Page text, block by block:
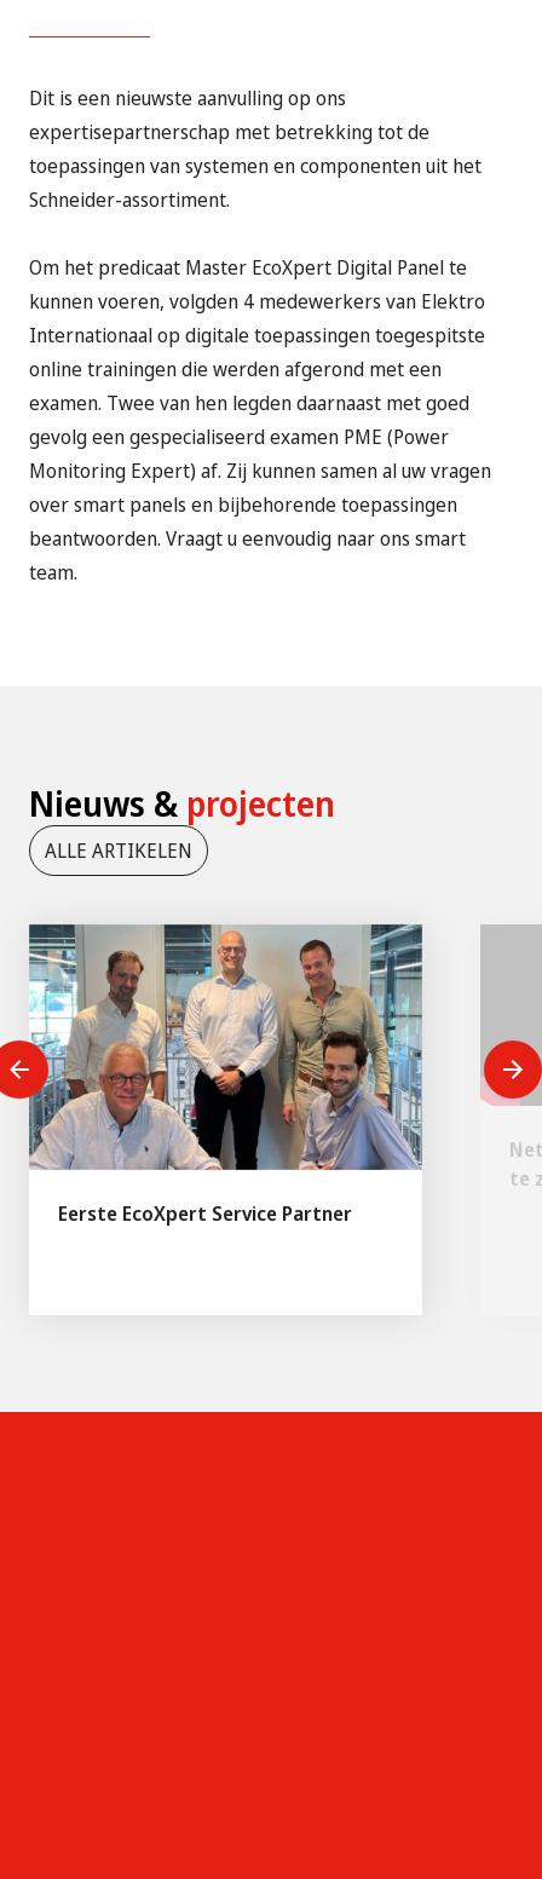
Dit is een nieuwste aanvulling op ons
expertisepartnerschap met betrekking tot de
toepassingen van systemen en componenten uit het
Schneider-assortiment.
Om het predicaat Master EcoXpert Digital Panel te
kunnen voeren, volgden 4 medewerkers van Elektro
Internationaal op digitale toepassingen toegespitste
online trainingen die werden afgerond met een
examen. Twee van hen legden daarnaast met goed
gevolg een gespecialiseerd examen PME (Power
Monitoring Expert) af. Zij kunnen samen al uw vragen
over smart panels en bijbehorende toepassingen
beantwoorden. Vraagt u eenvoudig naar ons smart
team.
Nieuws & projecten
ALLE ARTIKELEN
Eerste EcoXpert Service Partner
te